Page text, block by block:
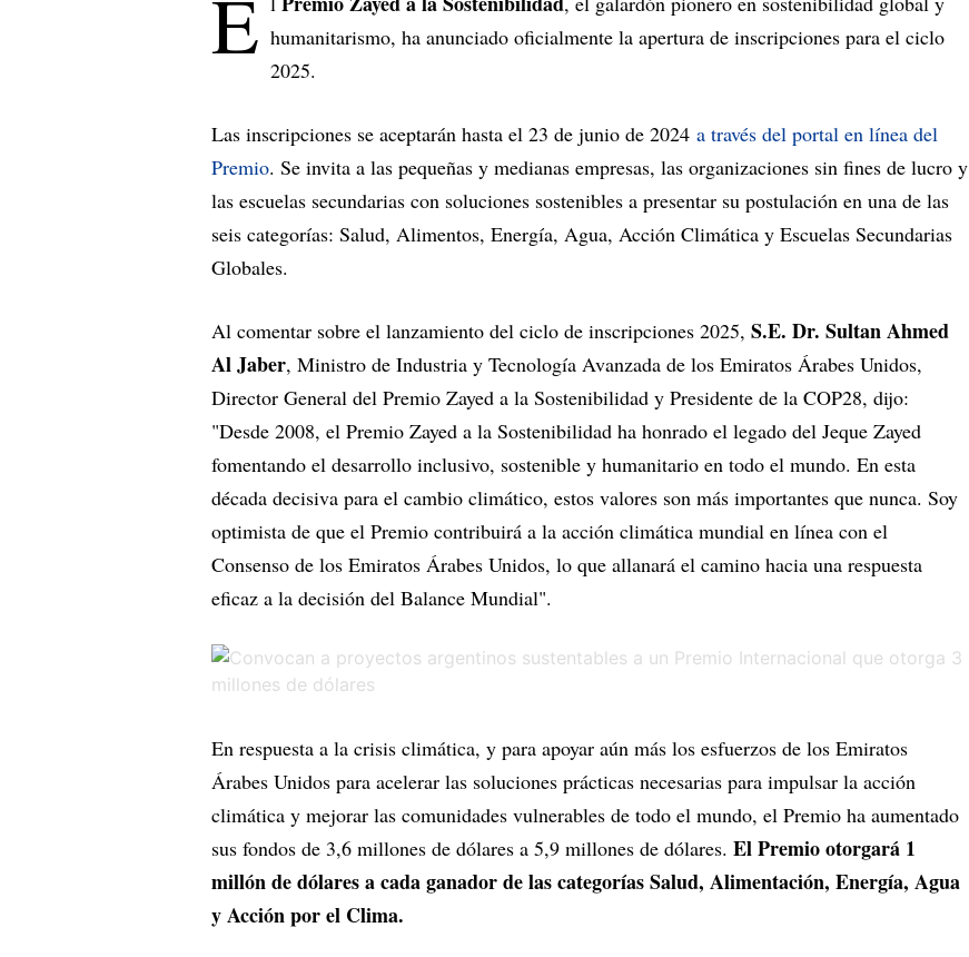
E humanitarismo, ha anunciado oficialmente la apertura de inscripciones para el ciclo
2025.
Las inscripciones se aceptarán hasta el 23 de junio de 2024 a través del portal en línea del
Premio. Se invita a las pequeñas y medianas empresas, las organizaciones sin fines de lucro y
las escuelas secundarias con soluciones sostenibles a presentar su postulación en una de las
seis categorías: Salud, Alimentos, Energía, Agua, Acción Climática y Escuelas Secundarias
Globales.
Al comentar sobre el lanzamiento del ciclo de inscripciones 2025, S.E. Dr. Sultan Ahmed
Al Jaber, Ministro de Industria y Tecnología Avanzada de los Emiratos Árabes Unidos,
Director General del Premio Zayed a la Sostenibilidad y Presidente de la COP28, dijo:
"Desde 2008, el Premio Zayed a la Sostenibilidad ha honrado el legado del Jeque Zayed
fomentando el desarrollo inclusivo, sostenible y humanitario en todo el mundo. En esta
década decisiva para el cambio climático, estos valores son más importantes que nunca. Soy
optimista de que el Premio contribuirá a la acción climática mundial en línea con el
Consenso de los Emiratos Árabes Unidos, lo que allanará el camino hacia una respuesta
eficaz a la decisión del Balance Mundial".
En respuesta a la crisis climática, y para apoyar aún más los esfuerzos de los Emiratos
Árabes Unidos para acelerar las soluciones prácticas necesarias para impulsar la acción
climática y mejorar las comunidades vulnerables de todo el mundo, el Premio ha aumentado
sus fondos de 3,6 millones de dólares a 5,9 millones de dólares. El Premio otorgará 1
millón de dólares a cada ganador de las categorías Salud, Alimentación, Energía, Agua
y Acción por el Clima.